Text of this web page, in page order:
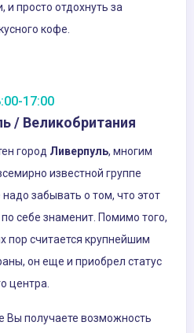
и просто отдохнуть за
кофе.
17:00
/ Великобритания
город Ливерпуль, многим
известной группе
надо забывать о том, что этот
себе знаменит. Помимо того,
пор считается крупнейшим
он еще и приобрел статус
центра.
Вы получаете возможность